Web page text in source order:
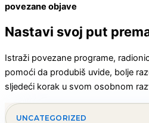
povezane objave
Nastavi svoj put
Istraži povezane programe,
pomoći da produbiš uvide, bolje
sljedeći korak u svom osobnom
UNCATEGORIZED